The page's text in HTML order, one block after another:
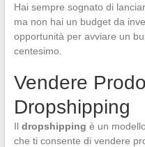
Hai sempre sognato di
ma non hai un budget da
opportunità per avviare un
centesimo.
Vendere
Dropshipping
Il dropshipping è un
che ti consente di vendere